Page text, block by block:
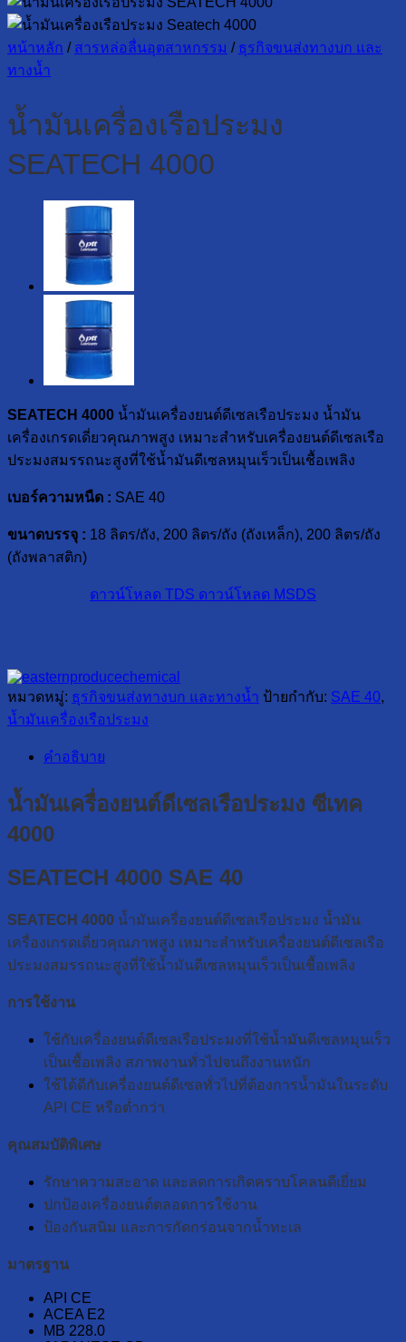
หน้าหลัก / สารหล่อลื่นอุตสาหกรรม / ธุรกิจขนส่งทางบก และ
ทางน้ำ
น้ำมันเครื่องเรือประมง
SEATECH 4000
SEATECH 4000 น้ำมันเครื่องยนต์ดีเซลเรือประมง น้ำมัน
เครื่องเกรดเดี่ยวคุณภาพสูง เหมาะสำหรับเครื่องยนต์ดีเซลเรือ
ประมงสมรรถนะสูงที่ใช้น้ำมันดีเซลหมุนเร็วเป็นเชื้อเพลิง
เบอร์ความหนืด : SAE 40
ขนาดบรรจุ : 18 ลิตร/ถัง, 200 ลิตร/ถัง (ถังเหล็ก), 200 ลิตร/ถัง
(ถังพลาสติก)
ดาวน์โหลด TDS ดาวน์โหลด MSDS
หมวดหมู่: ธุรกิจขนส่งทางบก และทางน้ำ ป้ายกำกับ: SAE 40,
น้ำมันเครื่องเรือประมง
คำอธิบาย
น้ำมันเครื่องยนต์ดีเซลเรือประมง ซีเทค
4000
SEATECH 4000 SAE 40
SEATECH 4000 น้ำมันเครื่องยนต์ดีเซลเรือประมง น้ำมัน
เครื่องเกรดเดี่ยวคุณภาพสูง เหมาะสำหรับเครื่องยนต์ดีเซลเรือ
ประมงสมรรถนะสูงที่ใช้น้ำมันดีเซลหมุนเร็วเป็นเชื้อเพลิง
การใช้งาน
ใช้กับเครื่องยนต์ดีเซลเรือประมงที่ใช้น้ำมันดีเซลหมุนเร็ว
เป็นเชื้อเพลิง สภาพงานทั่วไปจนถึงงานหนัก
ใช้ได้ดีกับเครื่องยนต์ดีเซลทั่วไปที่ต้องการน้ำมันในระดับ
API CE หรือต่ำกว่า
คุณสมบัติพิเศษ
รักษาความสะอาด และลดการเกิดคราบโคลนดีเยี่ยม
ปกป้องเครื่องยนต์ตลอดการใช้งาน
ป้องกันสนิม และการกัดกร่อนจากน้ำทะเล
มาตรฐาน
API CE
ACEA E2
MB 228.0